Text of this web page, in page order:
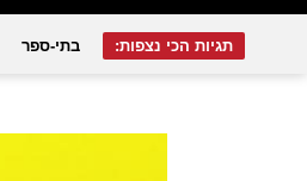
תגיות הכי נצפות: בתי-ספר